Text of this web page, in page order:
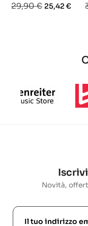
Prezzo
29,90 € Prezzo
25,42 €
Novità,